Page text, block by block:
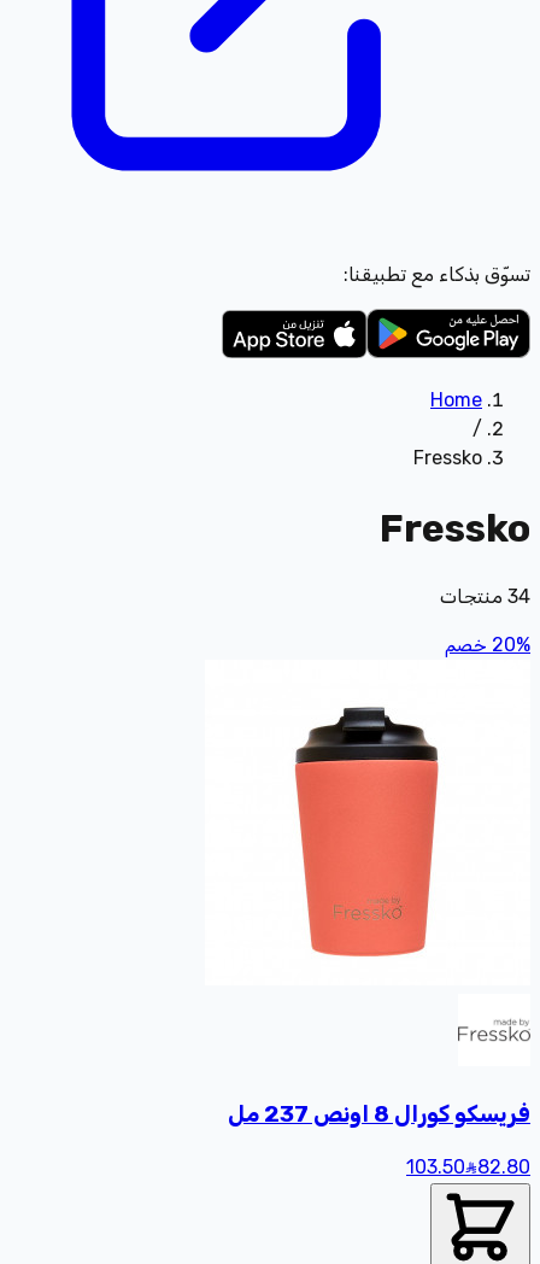
تسوّق بذكاء مع تطبيقنا:
Home
/
Fressko
Fressko
34 منتجات
20% خصم
فريسكو كورال 8 اونص 237 مل
82.80
103.50